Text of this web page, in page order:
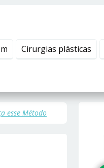
Cirurgias plásticas
esse Método